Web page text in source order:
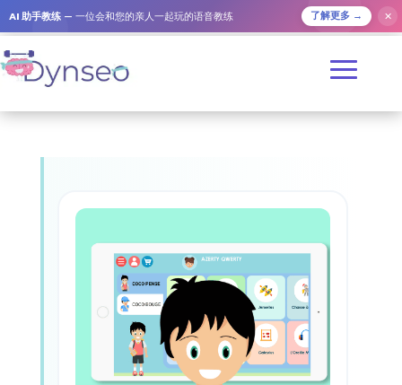
AI 助手教练 — 一位会和您的亲人一起玩的语音教练 了解更多 → ✕